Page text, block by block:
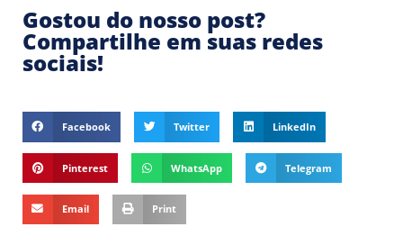
Gostou do nosso post?
Compartilhe em suas redes
sociais!
Facebook Twitter LinkedIn
Pinterest WhatsApp Telegram
Email Print